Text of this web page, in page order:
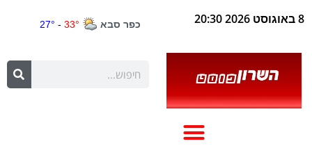
8 באוגוסט 2026 20:30